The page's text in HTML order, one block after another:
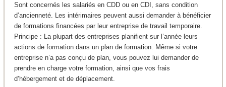
Sont concernés les salariés en CDD ou en CDI, sans condition
d’ancienneté. Les intérimaires peuvent aussi demander à bénéficier
de formations financées par leur entreprise de travail temporaire.
Principe : La plupart des entreprises planifient sur l’année leurs
actions de formation dans un plan de formation. Même si votre
entreprise n’a pas conçu de plan, vous pouvez lui demander de
prendre en charge votre formation, ainsi que vos frais
d’hébergement et de déplacement.